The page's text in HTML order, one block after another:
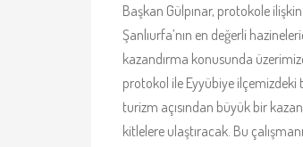
Başkan Gülpınar, protokole
Şanlıurfa’nın en değerli
kazandırma konusunda
protokol ile Eyyübiye
turizm açısından büyük bir
kitlelere ulaştıracak. Bu